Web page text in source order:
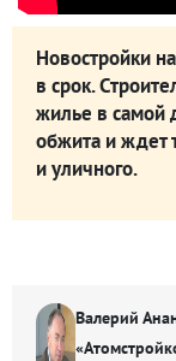
Новостройки
в срок.
жилье в самой
обжита и ждет
и уличного.
Валерий